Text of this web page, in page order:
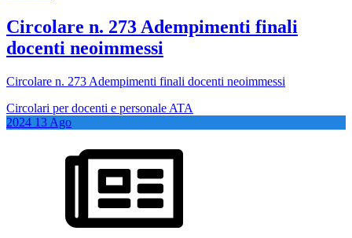
Circolare n. 273 Adempimenti finali
docenti neoimmessi
Circolare n. 273 Adempimenti finali docenti neoimmessi
Circolari per docenti e personale ATA
2024 13 Ago